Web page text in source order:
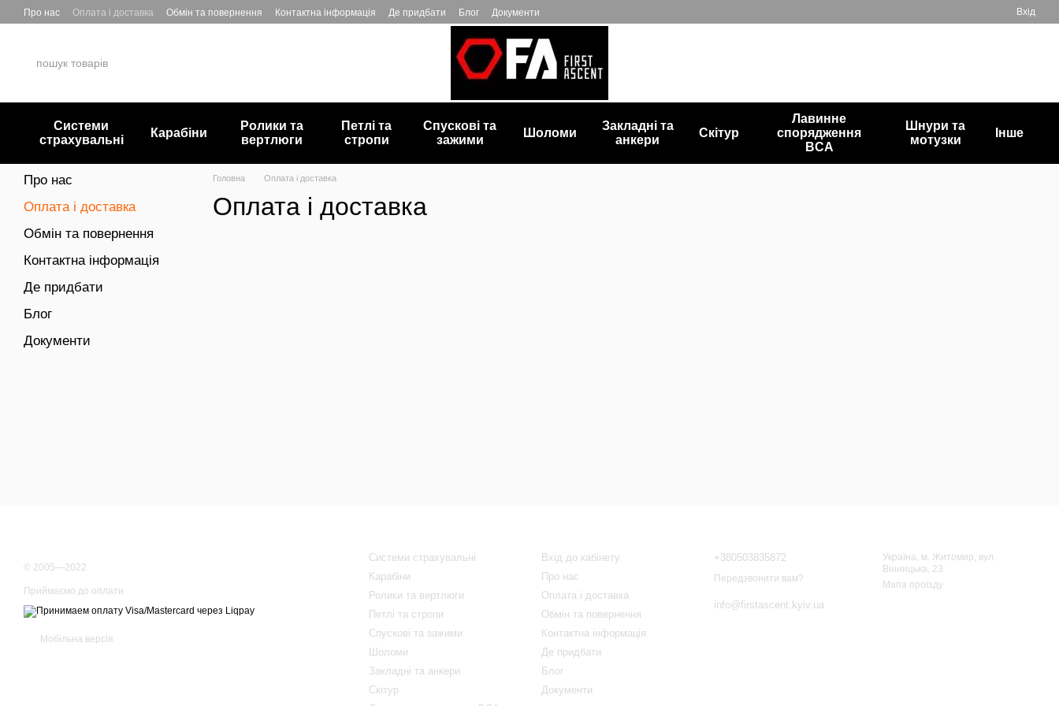
Перейти до основного контенту
Про нас Оплата і доставка Обмін та повернення Контактна інформація Де придбати Блог Документи Вхід
Системи
страхувальні
Карабіни
Ролики та
вертлюги
Петлі та
стропи
Спускові та
зажими
Шоломи
Закладні та
анкери
Скітур
Лавинне
спорядження
BCA
Шнури та
мотузки
Інше
Головна Оплата і доставка
Оплата і доставка
Про нас
Оплата і доставка
Обмін та повернення
Контактна інформація
Де придбати
Блог
Документи
© 2005—2022
Приймаємо до оплати
Мобільна версія
Системи страхувальні
Карабіни
Ролики та вертлюги
Петлі та стропи
Спускові та зажими
Шоломи
Закладні та анкери
Скітур
Вхід до кабінету
Про нас
Оплата і доставка
Обмін та повернення
Контактна інформація
Де придбати
Блог
Документи
+380503835872
Передзвонити вам?
info@firstascent.kyiv.ua
Україна, м. Житомир, вул.
Вінницька, 23
Мапа проїзду